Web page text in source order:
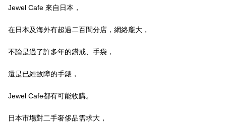
Jewel Cafe 來自日本，
在日本及海外有超過二百間分店，網絡龐大，
不論是過了許多年的鑽戒、手袋，
還是已經故障的手錶，
Jewel Cafe都有可能收購。
日本市場對二手奢侈品需求大，